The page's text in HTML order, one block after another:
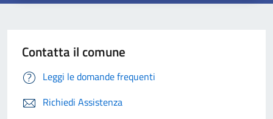
Contatta il comune
Leggi le domande frequenti
Richiedi Assistenza